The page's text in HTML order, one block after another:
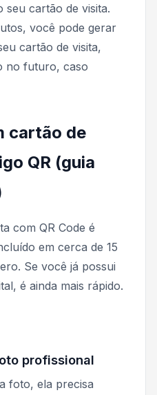
cartão de visita.
você pode gerar
cartão de visita,
no futuro, caso
cartão de
QR (guia
com QR Code é
em cerca de 15
Se você já possui
é ainda mais rápido.
profissional
foto, ela precisa